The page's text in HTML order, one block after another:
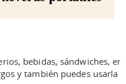
bebidas, sándwiches,
y también puedes